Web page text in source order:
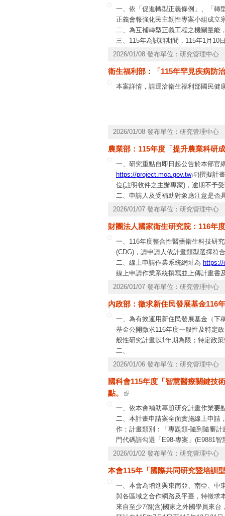
一、依「促進轉型正義條例」、「轉
正義會報強化民主韌性專案小組成立
二、為互補轉型正義工程之機關量能
三、115年為試辦期間，115年1月10
受理收件申請3次，並依收件情形辦
89953965、電子郵件：
2026/01/08 發布單位：研究管理中心
衛生福利部：「115年罕見疾病防
本案詳情，請逕洽衛生福利部國民健
2026/01/08 發布單位：研究管理中心
農業部：115年度「提升農業科研
一、研究重點自即日起公告於本部官
https://project.moa.gov.tw
)撰擬計
位(註明收件之主辦專家)，逾期不予
二、申請人及受補助對象應注意是否
同法各項有關規定辦理。
2項公職人員及關係人身分關係揭露
於本部官網公職人員利益衝突迴避法
動公開前開揭露表件，以供公眾線上
2026/01/07 發布單位：研究管理中心
財團法人國家衛生研究院：116年
一、116年度整合性醫藥衛生科技研
(CDG)，請申請人依計畫類型選擇符
二、線上申請作業系統網址為 https://
線上申請作業系統撰寫並上傳計畫書
另請於115年4月13日(星期一)下午4
三、申請截止期限後，已取消補正作
四、申請之計畫有涉及人體研究、
請(屬第三級以上感染性生物材料者
之研究，亦請計畫主持人務必留意規
2026/01/07 發布單位：研究管理中心
內政部：徵求新住民發展基金116
一、為有效運用新住民發展基金（下
基金公開徵求116年度一般性及特定
般性研究計畫以1年期為限；特定政
二、
(一)、第1階段：
及中央警察大學，徵求一般性及特定
2.函請相關部會提供書面意見：彙整
請相關部會依業管所涉主題提供評估
3.召開跨部會研商會議及專案會議
請相關部會、專家學者及本基金管
劃參考。
4.提報本基金管理會核定研究主題
(二)、第2階段：
2026/01/06 發布單位：研究管理中心
國科會115年度「智慧醫療關鍵技
點。
一、依本會補助專題研究計畫作業要
二、本計畫申請案全面實施線上申請
作；計畫類別：「專題類-隨到隨審
門代碼請勾選「E98-專案」(E9881
院」、「E988103 AI軟體輔助及數
徵求說明會資訊亦將公布於工程處網
2026/01/02 發布單位：研究管理中心
本會115年「國際共同研究暨培訓
一、本會為增進與東南亞、南亞、中
與各區域之合作網路及平臺，特徵求
來自至少7個(含)國家之外國學員來